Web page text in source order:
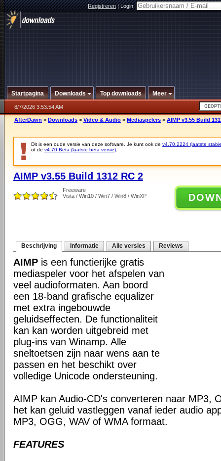
Registreren|Login:
Startpagina Downloads Top downloads Meer
8/7/2026 3:53:54 AM
AfterDawn > Downloads > Video & Audio > Mediaspelers > AIMP v3.55 Build
Dit is een oude versie van deze software. Je kunt ook de v4.70.2224 (laatste
of de v4.70 Beta (laatste beta versie)
AIMP v3.55 Build 1312 RC 2
Freeware
Vista / Win10 / Win7 / Win8 / WinXP
Beschrijving Informatie Alle versies Reviews
AIMP is een functierijke gratis
mediaspeler voor het afspelen van
veel audioformaten. Aan boord
een 18-band grafische equalizer
met extra ingebouwde
geluidseffecten. De functionaliteit
kan kan worden uitgebreid met
plug-ins van Winamp. Alle
sneltoetsen zijn naar wens aan te
passen en het beschikt over
volledige Unicode ondersteuning.
AIMP kan Audio-CD's converteren naar MP3,
het kan geluid vastleggen vanaf ieder audio
MP3, OGG, WAV of WMA formaat.
FEATURES